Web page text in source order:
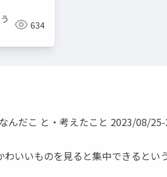
634
んだこ と・考えたこと 2023/08/
いいものを見ると集中できるとい